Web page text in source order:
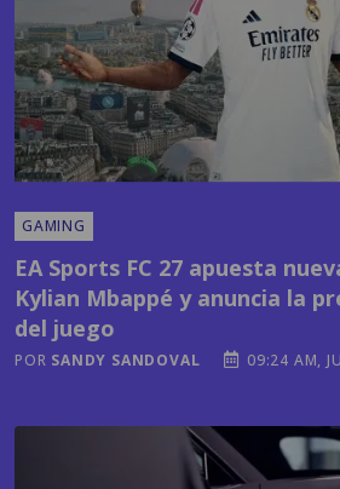
GAMING
Kylian Mbappé y anuncia la
del juego
PORSANDY SANDOVAL 09:24 AM,